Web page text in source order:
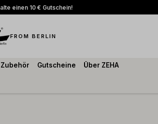
einen 10 € Gutschein!
FROM BERLIN
Zubehör Gutscheine Über ZEHA